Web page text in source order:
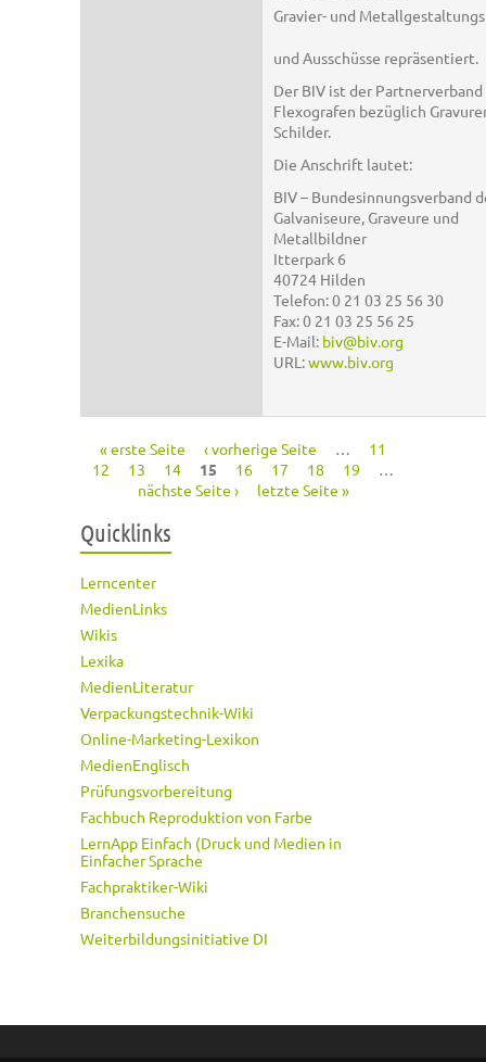
Gravier- und
und Ausschüsse repräsentiert.
Der BIV ist der
Flexografen bezüglich
Schilder.
Die Anschrift lautet:
BIV – Bundesinnungsverband
Galvaniseure, Graveure und
Metallbildner
Itterpark 6
40724 Hilden
Telefon: 0 21 03 25 56 30
Fax: 0 21 03 25 56 25
E-Mail: biv@biv.org
URL:www.biv.org
Seiten
« erste Seite ‹ vorherige Seite …
11
12
13 14 15 16 17 18 19
…
nächste Seite ›
letzte Seite »
Quicklinks
Lerncenter
MedienLinks
Wikis
Lexika
MedienLiteratur
Verpackungstechnik-Wiki
Online-Marketing-Lexikon
MedienEnglisch
Prüfungsvorbereitung
Fachbuch Reproduktion von Farbe
LernApp Einfach (Druck und Medien in
Einfacher Sprache
Fachpraktiker-Wiki
Branchensuche
Weiterbildungsinitiative DI